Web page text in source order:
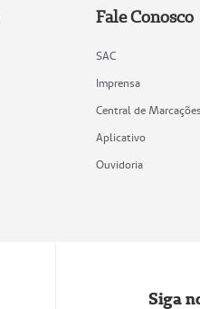
Fale Conosco
SAC
Imprensa
Central de Marcações
Aplicativo
Ouvidoria
Siga